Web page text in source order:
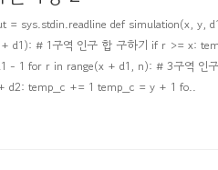
= sys.stdin.readline def simulation(x, y,
d1): # 1구역 인구 합 구하기 if r >= x:
1 for r in range(x + d1, n): # 3구역 인구
temp_c += 1 temp_c = y + 1 fo..